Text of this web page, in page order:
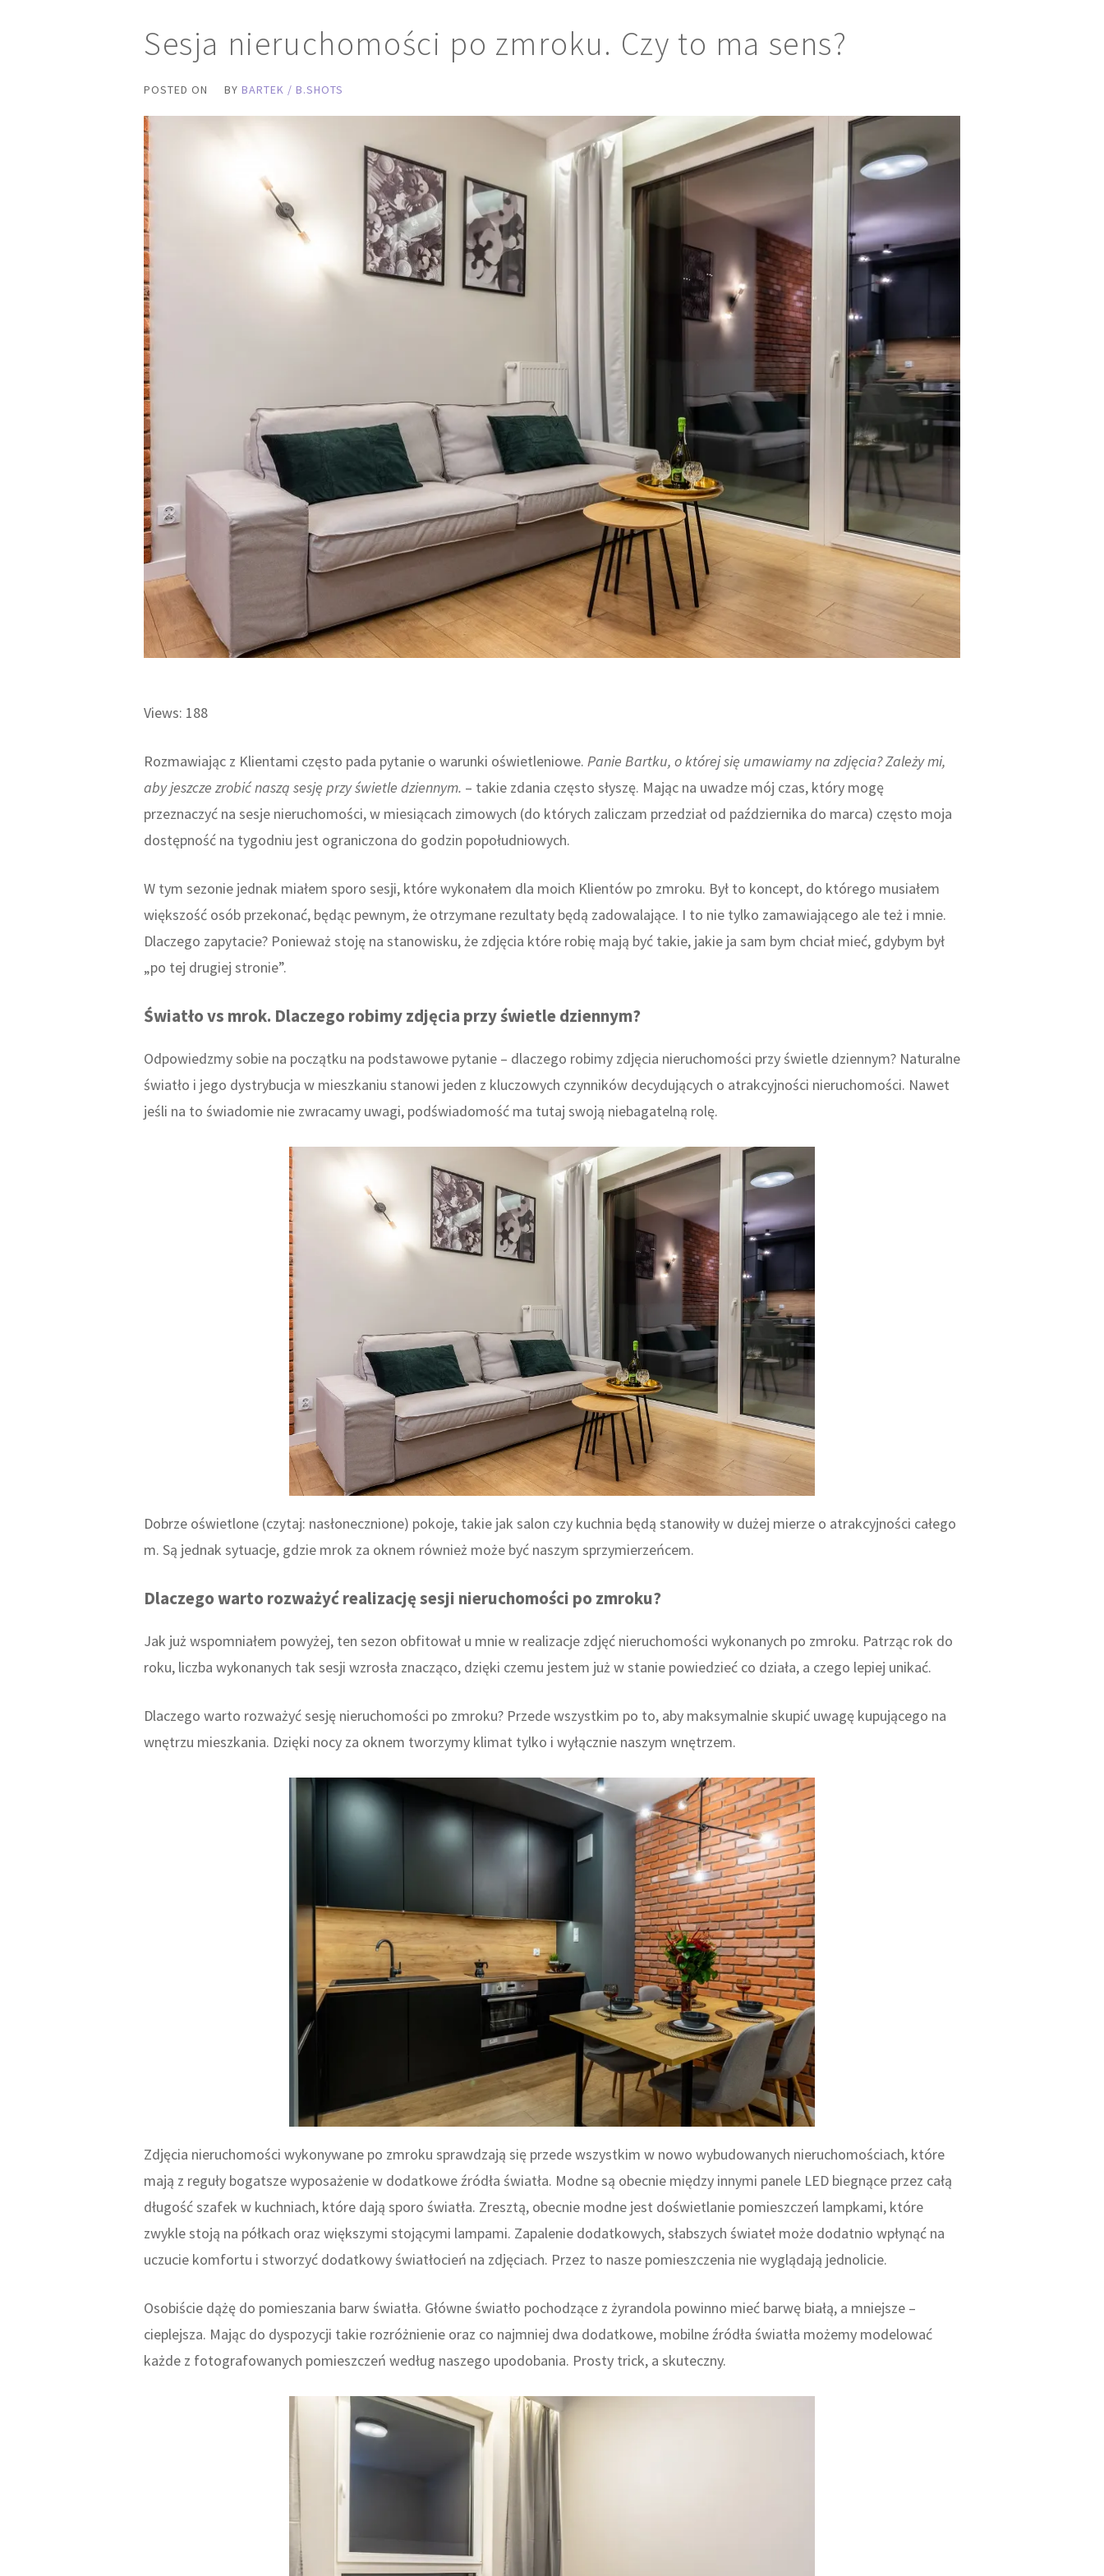
Sesja nieruchomości po zmroku. Czy to ma sens?
POSTED ON BY BARTEK / B.SHOTS
Views: 188
Rozmawiając z Klientami często pada pytanie o warunki oświetleniowe. Panie Bartku, o której się umawiamy na zdjęcia? Zależy mi,
aby jeszcze zrobić naszą sesję przy świetle dziennym. – takie zdania często słyszę. Mając na uwadze mój czas, który mogę
przeznaczyć na sesje nieruchomości, w miesiącach zimowych (do których zaliczam przedział od października do marca) często moja
dostępność na tygodniu jest ograniczona do godzin popołudniowych.
W tym sezonie jednak miałem sporo sesji, które wykonałem dla moich Klientów po zmroku. Był to koncept, do którego musiałem
większość osób przekonać, będąc pewnym, że otrzymane rezultaty będą zadowalające. I to nie tylko zamawiającego ale też i mnie.
Dlaczego zapytacie? Ponieważ stoję na stanowisku, że zdjęcia które robię mają być takie, jakie ja sam bym chciał mieć, gdybym był
„po tej drugiej stronie”.
Światło vs mrok. Dlaczego robimy zdjęcia przy świetle dziennym?
Odpowiedzmy sobie na początku na podstawowe pytanie – dlaczego robimy zdjęcia nieruchomości przy świetle dziennym? Naturalne
światło i jego dystrybucja w mieszkaniu stanowi jeden z kluczowych czynników decydujących o atrakcyjności nieruchomości. Nawet
jeśli na to świadomie nie zwracamy uwagi, podświadomość ma tutaj swoją niebagatelną rolę.
Dobrze oświetlone (czytaj: nasłonecznione) pokoje, takie jak salon czy kuchnia będą stanowiły w dużej mierze o atrakcyjności całego
m. Są jednak sytuacje, gdzie mrok za oknem również może być naszym sprzymierzeńcem.
Dlaczego warto rozważyć realizację sesji nieruchomości po zmroku?
Jak już wspomniałem powyżej, ten sezon obfitował u mnie w realizacje zdjęć nieruchomości wykonanych po zmroku. Patrząc rok do
roku, liczba wykonanych tak sesji wzrosła znacząco, dzięki czemu jestem już w stanie powiedzieć co działa, a czego lepiej unikać.
Dlaczego warto rozważyć sesję nieruchomości po zmroku? Przede wszystkim po to, aby maksymalnie skupić uwagę kupującego na
wnętrzu mieszkania. Dzięki nocy za oknem tworzymy klimat tylko i wyłącznie naszym wnętrzem.
Zdjęcia nieruchomości wykonywane po zmroku sprawdzają się przede wszystkim w nowo wybudowanych nieruchomościach, które
mają z reguły bogatsze wyposażenie w dodatkowe źródła światła. Modne są obecnie między innymi panele LED biegnące przez całą
długość szafek w kuchniach, które dają sporo światła. Zresztą, obecnie modne jest doświetlanie pomieszczeń lampkami, które
zwykle stoją na półkach oraz większymi stojącymi lampami. Zapalenie dodatkowych, słabszych świateł może dodatnio wpłynąć na
uczucie komfortu i stworzyć dodatkowy światłocień na zdjęciach. Przez to nasze pomieszczenia nie wyglądają jednolicie.
Osobiście dążę do pomieszania barw światła. Główne światło pochodzące z żyrandola powinno mieć barwę białą, a mniejsze –
cieplejsza. Mając do dyspozycji takie rozróżnienie oraz co najmniej dwa dodatkowe, mobilne źródła światła możemy modelować
każde z fotografowanych pomieszczeń według naszego upodobania. Prosty trick, a skuteczny.